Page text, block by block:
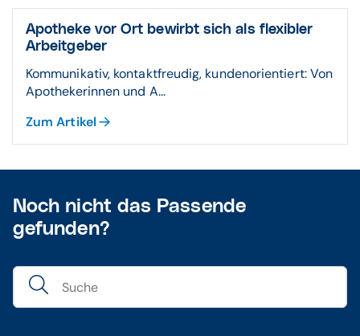
Apotheke vor Ort bewirbt sich als flexibler
Arbeitgeber
Kommunikativ, kontaktfreudig, kundenorientiert: Von
Apothekerinnen und A...
Zum Artikel
Noch nicht das Passende
gefunden?